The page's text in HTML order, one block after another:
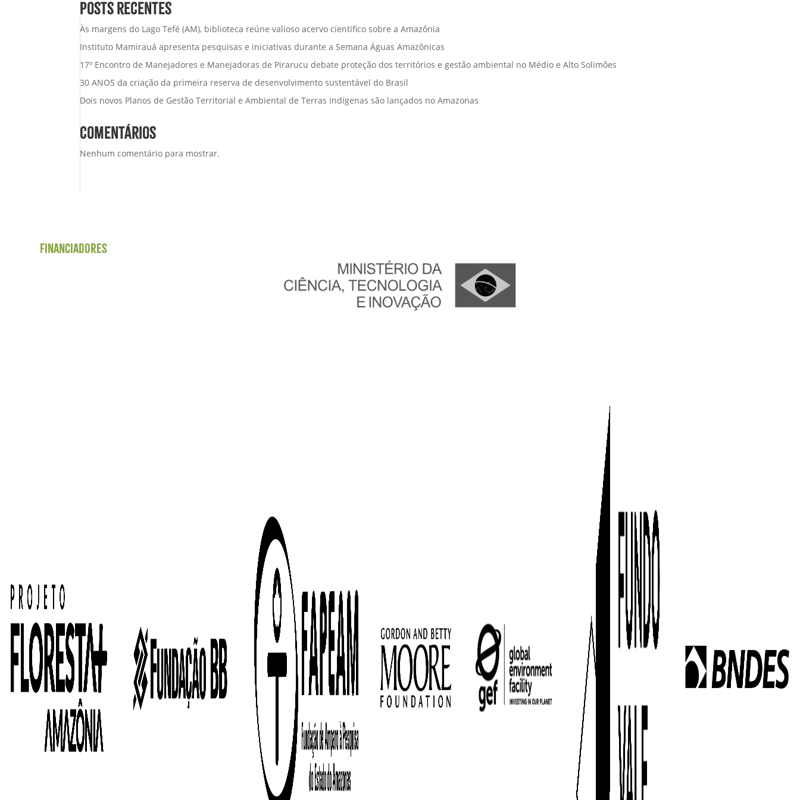
Posts recentes
Às margens do Lago Tefé (AM), biblioteca reúne valioso acervo científico sobre a Amazônia
Instituto Mamirauá apresenta pesquisas e iniciativas durante a Semana Águas Amazônicas
17º Encontro de Manejadores e Manejadoras de Pirarucu debate proteção dos territórios e gestão ambiental no Médio e Alto Solimões
30 ANOS da criação da primeira reserva de desenvolvimento sustentável do Brasil
Dois novos Planos de Gestão Territorial e Ambiental de Terras Indígenas são lançados no Amazonas
Comentários
Nenhum comentário para mostrar.
Financiadores